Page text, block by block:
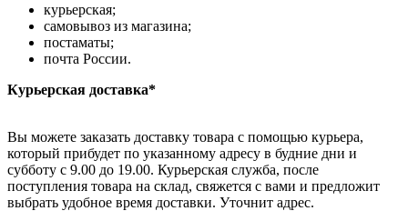
курьерская;
самовывоз из магазина;
постаматы;
почта России.
Курьерская доставка*
Вы можете заказать доставку товара с помощью курьера,
который прибудет по указанному адресу в будние дни и
субботу с 9.00 до 19.00. Курьерская служба, после
поступления товара на склад, свяжется с вами и предложит
выбрать удобное время доставки. Уточнит адрес.